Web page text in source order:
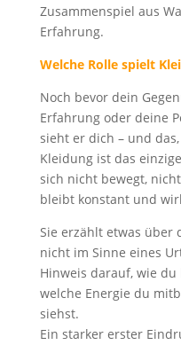
Zusammenspiel aus
Erfahrung.
Welche Rolle spielt
Noch bevor dein
Erfahrung oder deine
sieht er dich – und
Kleidung ist das
sich nicht bewegt,
bleibt konstant und
Sie erzählt etwas über
nicht im Sinne eines
Hinweis darauf, wie
welche Energie du
siehst.
Ein starker erster